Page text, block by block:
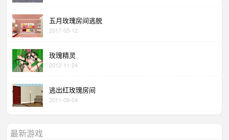
五月玫瑰房间逃脱
2017-05-12
玫瑰精灵
2012-11-24
逃出红玫瑰房间
2011-08-04
最新游戏